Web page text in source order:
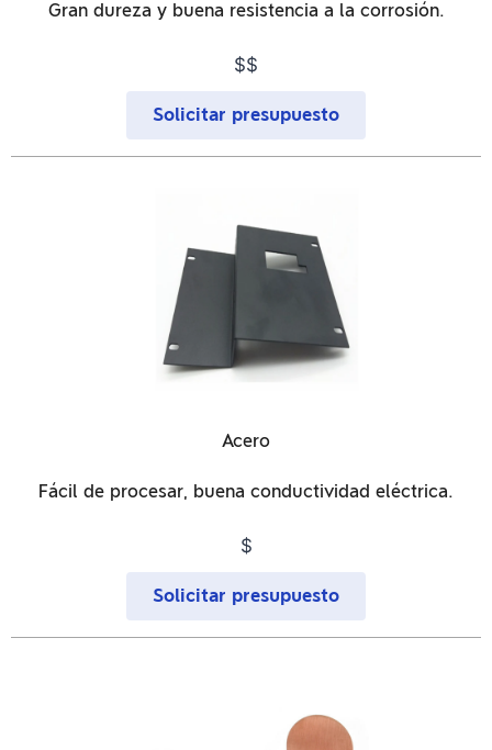
Gran dureza y buena resistencia a la corrosión.
$$
Solicitar presupuesto
Acero
Fácil de procesar, buena conductividad eléctrica.
$
Solicitar presupuesto